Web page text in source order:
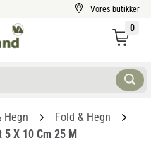
Vores butikker
0
Hegn
Fold & Hegn
5 X 10 Cm 25 M